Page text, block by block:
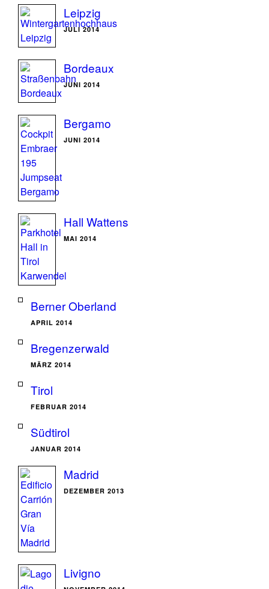
Leipzig
JULI 2014
Bordeaux
JUNI 2014
Bergamo
JUNI 2014
Hall Wattens
MAI 2014
Berner Oberland
APRIL 2014
Bregenzerwald
MÄRZ 2014
Tirol
FEBRUAR 2014
Südtirol
JANUAR 2014
Madrid
DEZEMBER 2013
Livigno